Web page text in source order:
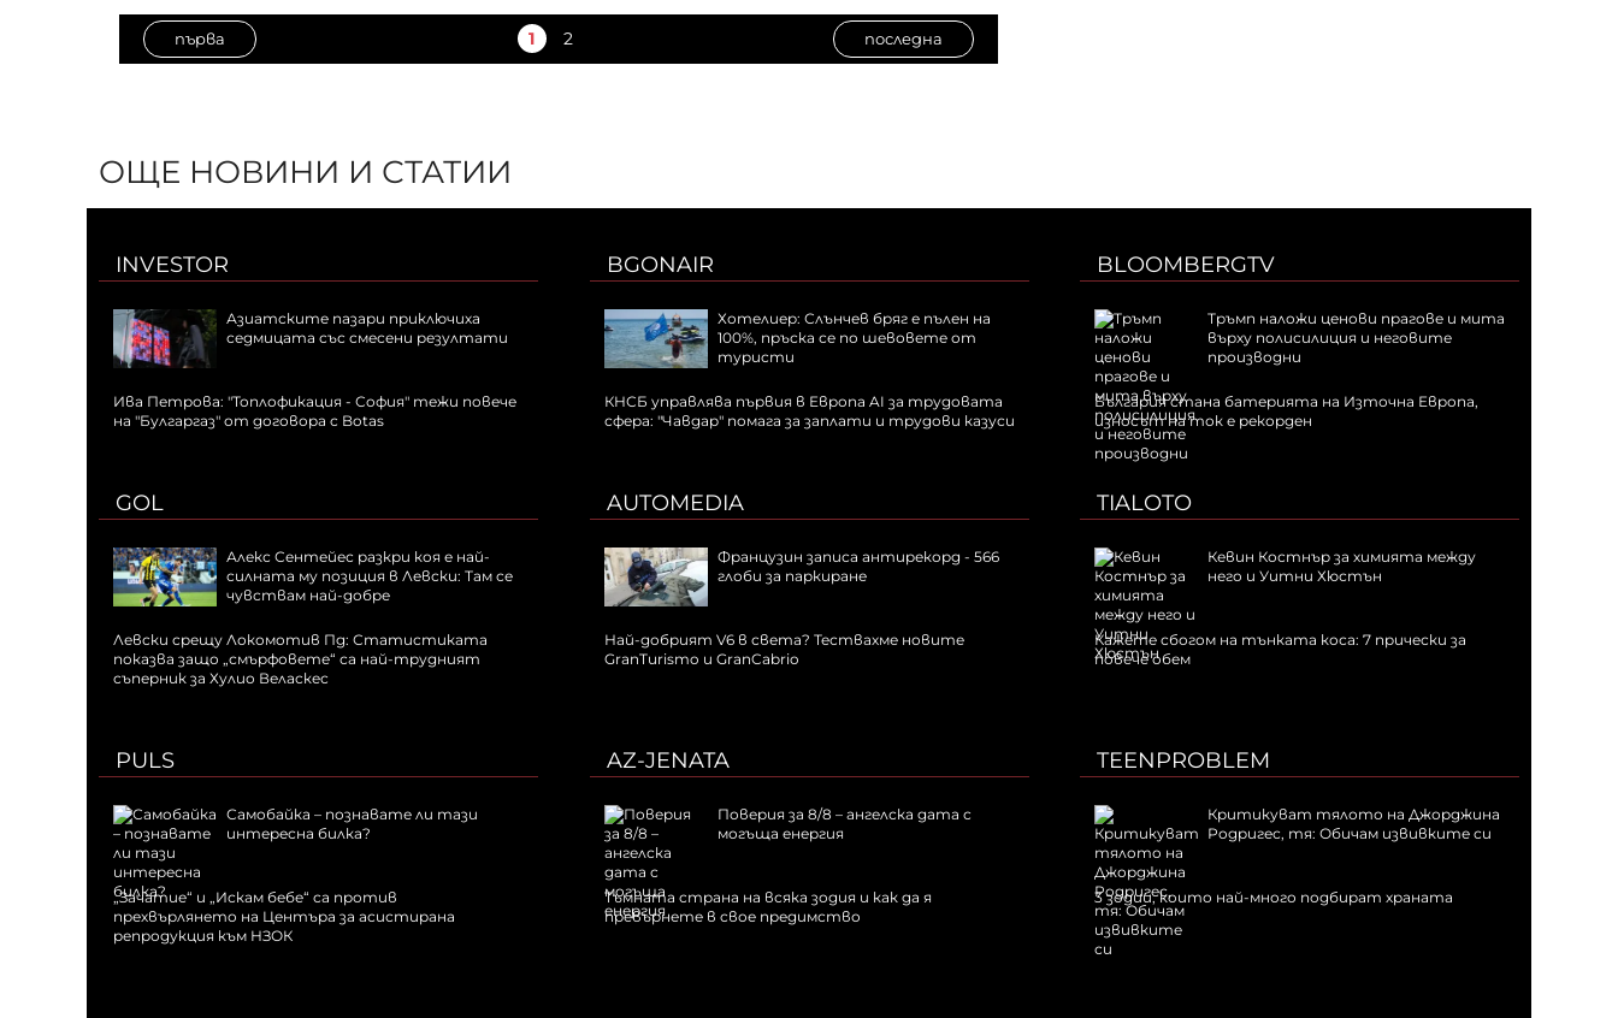
първа 1 2 последна
ОЩЕ НОВИНИ И СТАТИИ
INVESTOR
Азиатските пазари приключиха
седмицата със смесени резултати
Ива Петрова: "Топлофикация - София" тежи повече
на "Булгаргаз" от договора с Botas
BGONAIR
Хотелиер: Слънчев бряг е пълен на
100%, пръска се по шевовете от
туристи
КНСБ управлява първия в Европа AI за трудовата
сфера: "Чавдар" помага за заплати и трудови казуси
BLOOMBERGTV
Тръмп наложи ценови прагове и мита
върху полисилиция и неговите
производни
България стана батерията на Източна Европа,
износът на ток е рекорден
GOL
Алекс Сентейес разкри коя е най-
силната му позиция в Левски: Там се
чувствам най-добре
Левски срещу Локомотив Пд: Статистиката
показва защо „смърфовете“ са най-трудният
съперник за Хулио Веласкес
AUTOMEDIA
Французин записа антирекорд - 566
глоби за паркиране
Най-добрият V6 в света? Тествахме новите
GranTurismo и GranCabrio
TIALOTO
Кевин Костнър за химията между
него и Уитни Хюстън
Кажете сбогом на тънката коса: 7 прически за
повече обем
PULS
Самобайка – познавате ли тази
интересна билка?
„Зачатие“ и „Искам бебе“ са против
прехвърлянето на Центъра за асистирана
репродукция към НЗОК
AZ-JENATA
Поверия за 8/8 – ангелска дата с
могъща енергия
Тъмната страна на всяка зодия и как да я
превърнете в свое предимство
TEENPROBLEM
Критикуват тялото на Джорджина
Родригес, тя: Обичам извивките си
3 зодии, които най-много подбират храната